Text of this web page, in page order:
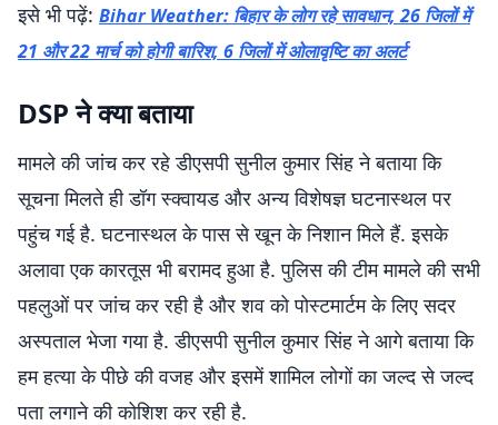
इसे भी पढ़ें: Bihar Weather: बिहार के लोग रहे सावधान, 26 जिलों में
21 और 22 मार्च को होगी बारिश, 6 जिलों में ओलावृष्टि का अलर्ट
DSP ने क्या बताया
मामले की जांच कर रहे डीएसपी सुनील कुमार सिंह ने बताया कि
सूचना मिलते ही डॉग स्क्वायड और अन्य विशेषज्ञ घटनास्थल पर
पहुंच गई है. घटनास्थल के पास से खून के निशान मिले हैं. इसके
अलावा एक कारतूस भी बरामद हुआ है. पुलिस की टीम मामले की सभी
पहलुओं पर जांच कर रही है और शव को पोस्टमार्टम के लिए सदर
अस्पताल भेजा गया है. डीएसपी सुनील कुमार सिंह ने आगे बताया कि
हम हत्या के पीछे की वजह और इसमें शामिल लोगों का जल्द से जल्द
पता लगाने की कोशिश कर रही है.